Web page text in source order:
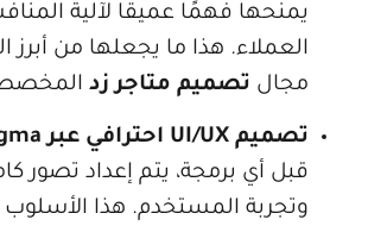
فهمًا عميقًا لآلية المنافسة
هذا ما يجعلها من أبرز الجهات في
تصميم متاجر زدالمخصصة.
برمجة، يتم إعداد تصور كامل
المستخدم. هذا الأسلوب الاحترافي